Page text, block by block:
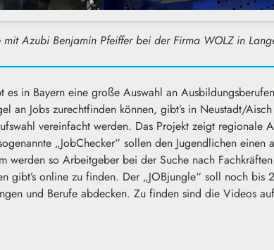
mit Azubi Benjamin Pfeiffer bei der Firma WOLZ in
in Bayern eine große Auswahl an
an Jobs zurechtfinden können, gibt’s in Neustadt/
vereinfacht werden. Das Projekt zeigt regionale
„JobChecker“ sollen den Jugendlichen einen
werden so Arbeitgeber bei der Suche nach
gibt’s online zu finden. Der „JOBjungle“ soll noch bis
und Berufe abdecken. Zu finden sind die Videos auf